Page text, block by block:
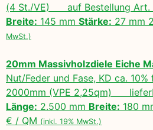
(4 St./VE) auf Bestellung Art.
Breite: 145 mm Stärke: 27 mm
MwSt.)
20mm Massivholzdiele Eiche
Nut/Feder und Fase, KD ca.
2000mm (VPE 2,25qm)
Länge: 2.500 mm Breite: 180
€ / QM (inkl. 19% MwSt.)